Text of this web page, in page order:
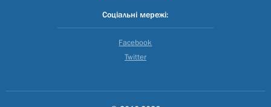
Соціальні мережі:
Facebook
Twitter